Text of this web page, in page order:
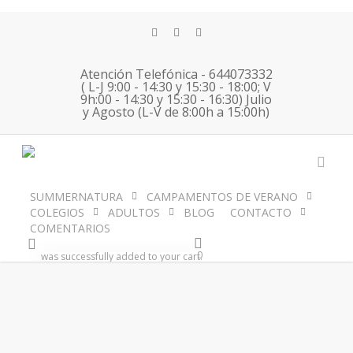
twitterfacebookinstagram
Atención Telefónica - 644073332
( L-J 9:00 - 14:30 y 15:30 - 18:00; V
9h:00 - 14:30 y 15:30 - 16:30) Julio
y Agosto (L-V de 8:00h a 15:00h)
SUMMERNATURA
CAMPAMENTOS DE VERANO
COLEGIOS
ADULTOS BLOG
CONTACTO
COMENTARIOS
0
was successfully added to your cart.
no images were found